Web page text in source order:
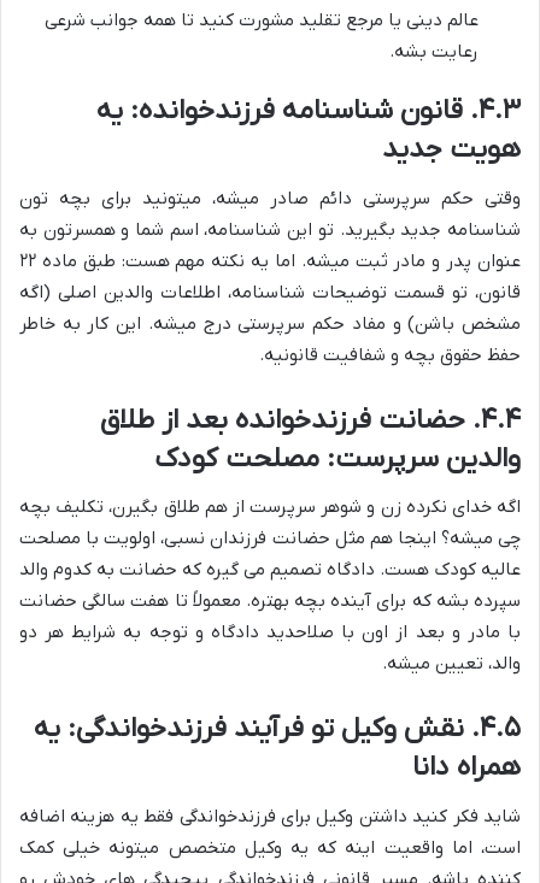
عالم دینی یا مرجع تقلید مشورت کنید تا همه جوانب شرعی
رعایت بشه.
۴.۳. قانون شناسنامه فرزندخوانده: یه
هویت جدید
وقتی حکم سرپرستی دائم صادر میشه، میتونید برای بچه تون
شناسنامه جدید بگیرید. تو این شناسنامه، اسم شما و همسرتون به
عنوان پدر و مادر ثبت میشه. اما یه نکته مهم هست: طبق ماده ۲۲
قانون، تو قسمت توضیحات شناسنامه، اطلاعات والدین اصلی (اگه
مشخص باشن) و مفاد حکم سرپرستی درج میشه. این کار به خاطر
حفظ حقوق بچه و شفافیت قانونیه.
۴.۴. حضانت فرزندخوانده بعد از طلاق
والدین سرپرست: مصلحت کودک
اگه خدای نکرده زن و شوهر سرپرست از هم طلاق بگیرن، تکلیف بچه
چی میشه؟ اینجا هم مثل حضانت فرزندان نسبی، اولویت با مصلحت
عالیه کودک هست. دادگاه تصمیم می گیره که حضانت به کدوم والد
سپرده بشه که برای آینده بچه بهتره. معمولاً تا هفت سالگی حضانت
با مادر و بعد از اون با صلاحدید دادگاه و توجه به شرایط هر دو
والد، تعیین میشه.
۴.۵. نقش وکیل تو فرآیند فرزندخواندگی: یه
همراه دانا
شاید فکر کنید داشتن وکیل برای فرزندخواندگی فقط یه هزینه اضافه
است، اما واقعیت اینه که یه وکیل متخصص میتونه خیلی کمک